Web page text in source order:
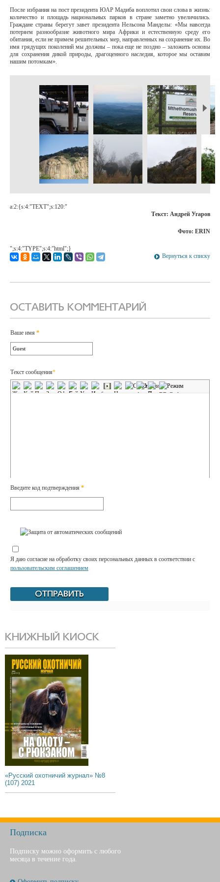
После избрания на пост президента ЮАР Мадиба воплотил свои слова в жизнь:
количество и площадь национальных парков в стране заметно увеличились.
Граждане страны берегут завет президента Нельсона Манделы: «Мы навсегда
потеряем разнообразие животного мира Африки и естественную среду его
обитания, если не примем решительных мер, направленных на сохранение их. Во
имя грядущих поколений мы должны – пока еще не поздно – заложить основы
для сохранения дикой природы, драгоценного наследия, которое мы оставим
нашим потомкам».
a:2:{s:4:"TEXT";s:120:"
Текст: Андрей Угаров
Фото: ERIN
";s:4:"TYPE";s:4:"html";}
Вернуться к списку
ОСТАВИТЬ КОММЕНТАРИЙ
Ваше имя *
Текст сообщения*
Введите код подтверждения *
Я даю согласие на обработку своих персональных данных в соответствии с
пользовательским соглашением
КНИЖНЫЙ КИОСК
«Русский охотничий журнал» №8
(107) 2021
Подписка
Подписку можно оформить с любого
месяца в течение года.